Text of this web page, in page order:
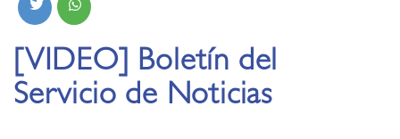
[VIDEO] Boletín del
Servicio de Noticias